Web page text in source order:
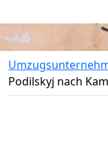
Podilskyj nach